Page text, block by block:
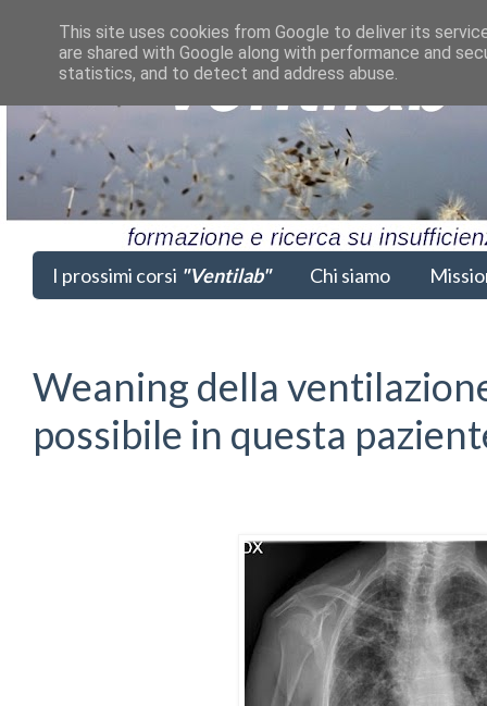
I prossimi corsi "Ventilab" Chi siamo
Weaning della
possibile in questa
This site uses cookies from Google to deliver its
are shared with Google along with performance and
statistics, and to detect and address abuse.